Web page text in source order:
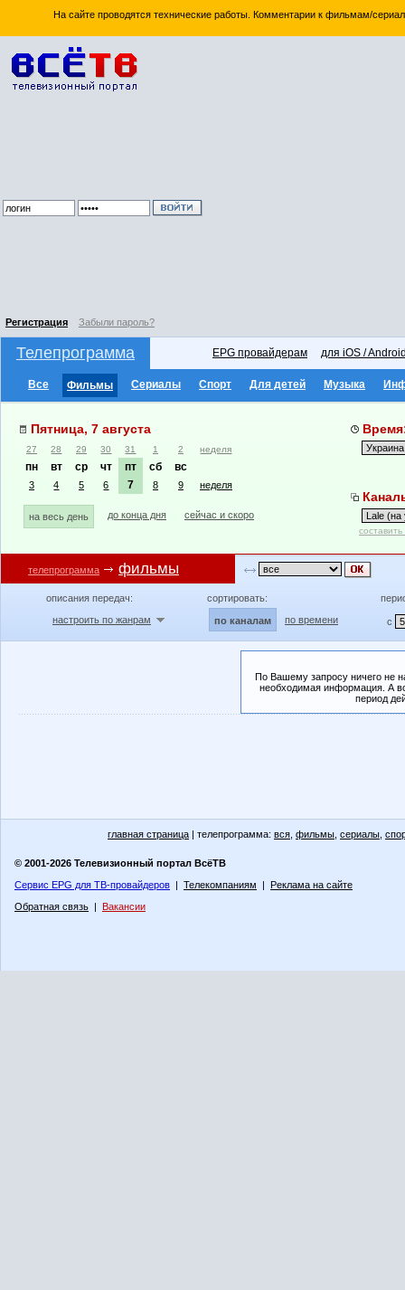
На сайте проводятся технические работы. Комментарии к фильмам/
Регистрация Забыли пароль?
Телепрограмма EPG провайдерам для iOS /
Все Фильмы Сериалы Спорт Для детей Музыка
Пятница, 7 августа
27 28 29 30 31 1 2 неделя
пн вт ср чт пт сб вс
3 4 5 6 7 8 9 неделя
на весь день до конца дня сейчас и скоро
телепрограмма фильмы
описания передач:
настроить по жанрам
сортировать:
по каналам по времени с
По Вашему запросу ничего не
необходимая информация. А
период
главная страница | телепрограмма: вся фильмы сериалы
© 2001-2026 Телевизионный портал ВсёТВ
Сервис EPG для ТВ-провайдеров | Телекомпаниям | Реклама на сайте
Обратная связь | Вакансии